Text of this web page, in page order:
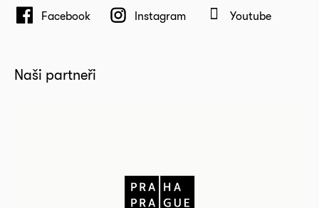
Facebook Instagram Youtube
Naši partneři